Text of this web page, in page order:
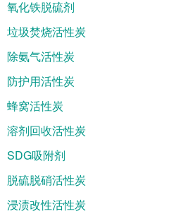
氧化铁脱硫剂
垃圾焚烧活性炭
除氨气活性炭
防护用活性炭
蜂窝活性炭
溶剂回收活性炭
SDG吸附剂
脱硫脱硝活性炭
浸渍改性活性炭